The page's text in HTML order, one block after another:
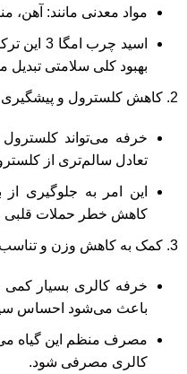
مواد معدنی مانند: آهن،
اسید چرب
بهبود کلی سلامتی تبدیل
کاهش کلسترول و پیشگیری
تعادل سالم‌تری از
این امر به جلوگیری
کاهش خطر حملات قلبی
کمک به کاهش وزن و تناسب
خرفه کالری بسیار کمی
باعث می‌شود احساس
مصرف منظم این گیاه
کالری مصرفی شود.